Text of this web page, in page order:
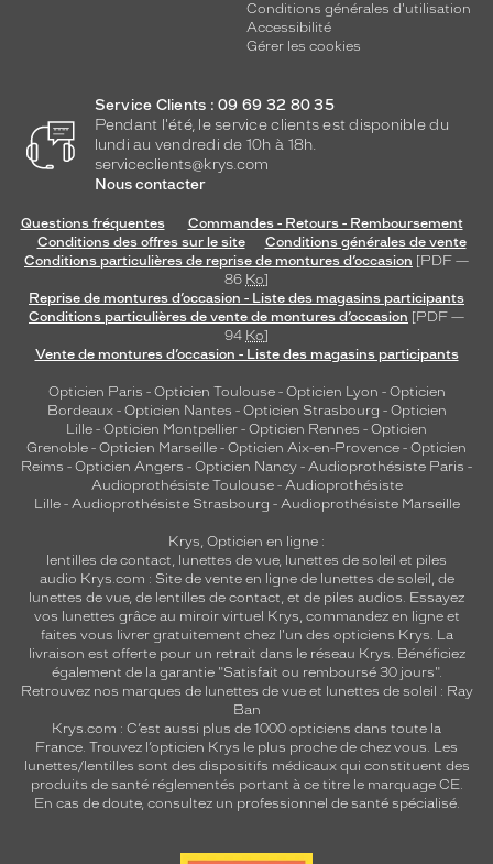
Conditions générales d'utilisation
Accessibilité
Gérer les cookies
Service Clients : 09 69 32 80 35
Pendant l'été, le service clients est disponible du
lundi au vendredi de 10h à 18h.
serviceclients@krys.com
Nous contacter
Questions fréquentes
Commandes - Retours - Remboursement
Conditions des offres sur le site
Conditions générales de vente
Conditions particulières de reprise de montures d’occasion [PDF —
86 Ko]
Reprise de montures d’occasion - Liste des magasins participants
Conditions particulières de vente de montures d’occasion [PDF —
94 Ko]
Vente de montures d’occasion - Liste des magasins participants
Opticien Paris - Opticien Toulouse- Opticien Lyon - Opticien
Bordeaux- Opticien Nantes - Opticien Strasbourg - Opticien
Lille - Opticien Montpellier - Opticien Rennes - Opticien
Grenoble - Opticien Marseille - Opticien Aix-en-Provence - Opticien
Reims - Opticien Angers - Opticien Nancy - Audioprothésiste Paris -
Audioprothésiste Toulouse- Audioprothésiste
Lille- Audioprothésiste Strasbourg - Audioprothésiste Marseille
Krys, Opticien en ligne :
lentilles de contact, lunettes de vue, lunettes de soleil et piles
audio Krys.com : Site de vente en ligne de lunettes de soleil, de
lunettes de vue, de lentilles de contact, et de piles audios. Essayez
vos lunettes grâce au miroir virtuel Krys, commandez en ligne et
faites vous livrer gratuitement chez l'un des opticiens Krys. La
livraison est offerte pour un retrait dans le réseau Krys. Bénéficiez
également de la garantie "Satisfait ou remboursé 30 jours".
Retrouvez nos marques de lunettes de vue et lunettes de soleil : Ray
Ban
Krys.com : C’est aussi plus de 1000 opticiens dans toute la
France. Trouvez l’opticien Krys le plus proche de chez vous. Les
lunettes/lentilles sont des dispositifs médicaux qui constituent des
produits de santé réglementés portant à ce titre le marquage CE.
En cas de doute, consultez un professionnel de santé spécialisé.